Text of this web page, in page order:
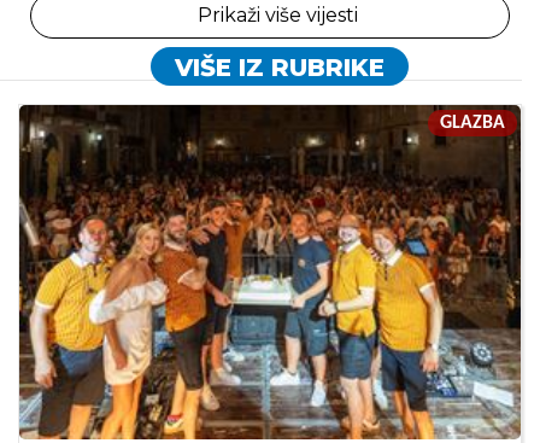
Prikaži više vijesti
VIŠE IZ RUBRIKE
GLAZBA